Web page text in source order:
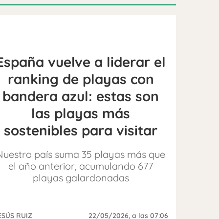
vuelve a liderar el
ranking de playas con
bandera azul: estas son
las playas más
sostenibles para visitar
país suma 35 playas más que
el año anterior, acumulando 677
playas galardonadas
RUIZ 22/05/2026, a las 07:06